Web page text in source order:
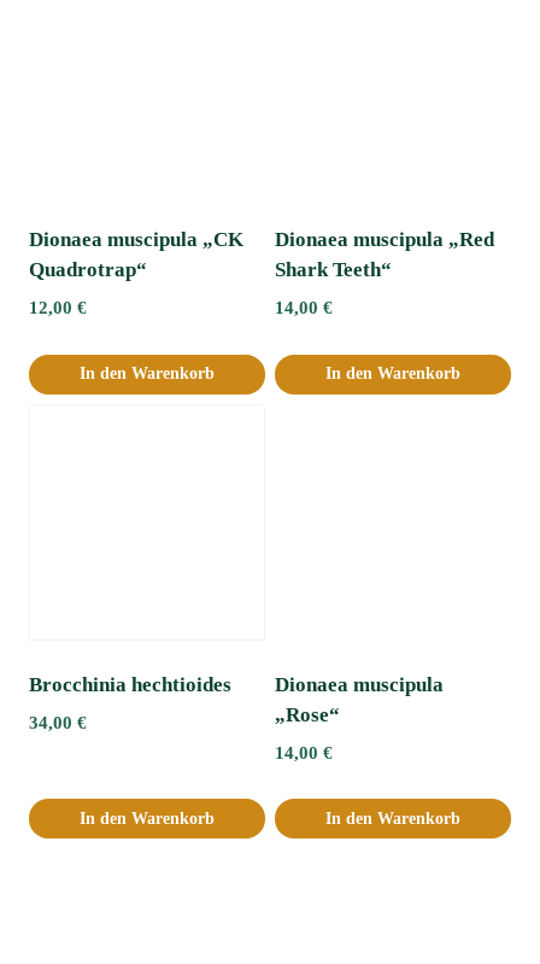
Dionaea muscipula „CK
Quadrotrap“
12,00 €
In den Warenkorb
Dionaea muscipula „Red
Shark Teeth“
14,00 €
In den Warenkorb
Brocchinia hechtioides
34,00 €
In den Warenkorb
Dionaea muscipula
„Rose“
14,00 €
In den Warenkorb